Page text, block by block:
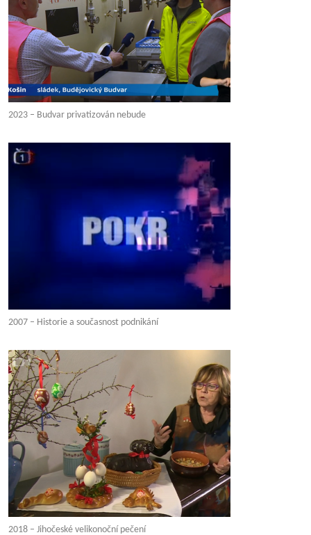
2023 – Budvar privatizován nebude
2007 – Historie a současnost podnikání
2018 – Jihočeské velikonoční pečení